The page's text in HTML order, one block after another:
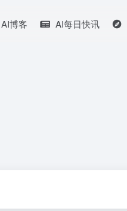
AI博客 AI每日快讯